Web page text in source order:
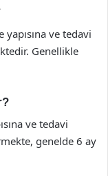
ve tedavi
Genellikle
ve tedavi
genelde 6 ay